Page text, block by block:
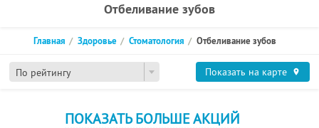
Отбеливание зубов
По рейтингу
Главная Здоровье Стоматология Отбеливание зубов
Показать на карте
ПОКАЗАТЬ БОЛЬШЕ АКЦИЙ